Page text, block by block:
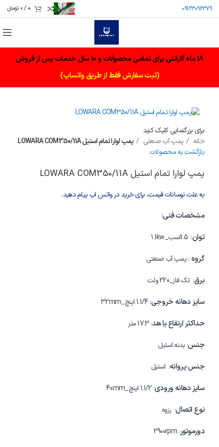
09123096379
0
/
0 تومان
18 ماه گارانتی برای تمامی محصولات و 10 سال خدمات پس از فروش
(ثبت سفارش فقط از طریق واتساپ)
برای بزرگنمایی کلیک کنید
خانه
پمپ آب صنعتی
پمپ لوارا تمام استیل LOWARA COM350/11A
بازگشت به محصولات
پمپ لوارا تمام استیل LOWARA COM350/11A
به علت نوسانات قیمت، برای خرید در واتس اپ پیام دهید.
مشخصات فنی:
توان: 1.5اسب_1.1kw
گروه : پمپ آب صنعتی
برق: تک فاز_220 ولت
سایز دهانه خروجی: 1.1/4 اینچ_32mm
حداکثر ارتفاع یا هد: 17.3 متر
جنس: بدنه استیل
جنس پروانه: استیل
سایز دهانه ورودی: 1.1/2 اینچ_40mm
نوع اتصال: رزوه
دورموتور: 2900rpm